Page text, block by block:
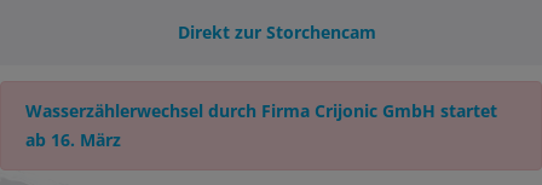
Direkt zur Storchencam
Wasserzählerwechsel durch Firma Crijonic GmbH startet
ab 16. März